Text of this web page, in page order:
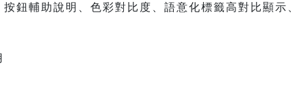
鈕輔助說明、色彩對比度、語意化標籤高對比顯示、